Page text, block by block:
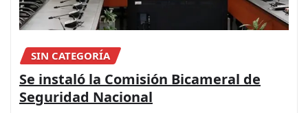
SIN CATEGORÍA
Se instaló la Comisión Bicameral de
Seguridad Nacional